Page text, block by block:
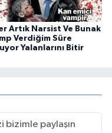
Artık Narsist Ve Bunak
Verdiğim Süre
Yalanlarını Bitir